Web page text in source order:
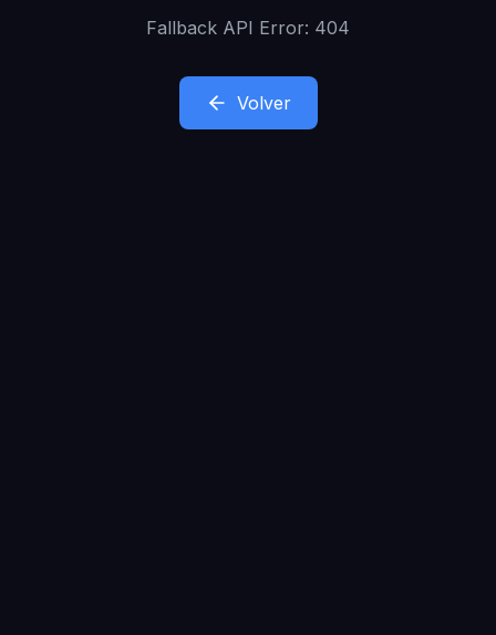
Fallback API Error: 404
Volver